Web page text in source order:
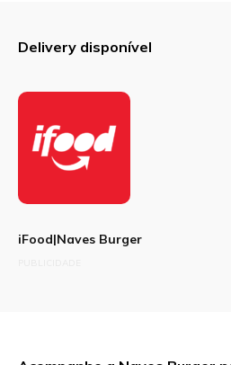
Delivery disponível
iFood|Naves Burger